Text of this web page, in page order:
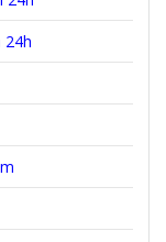
24h